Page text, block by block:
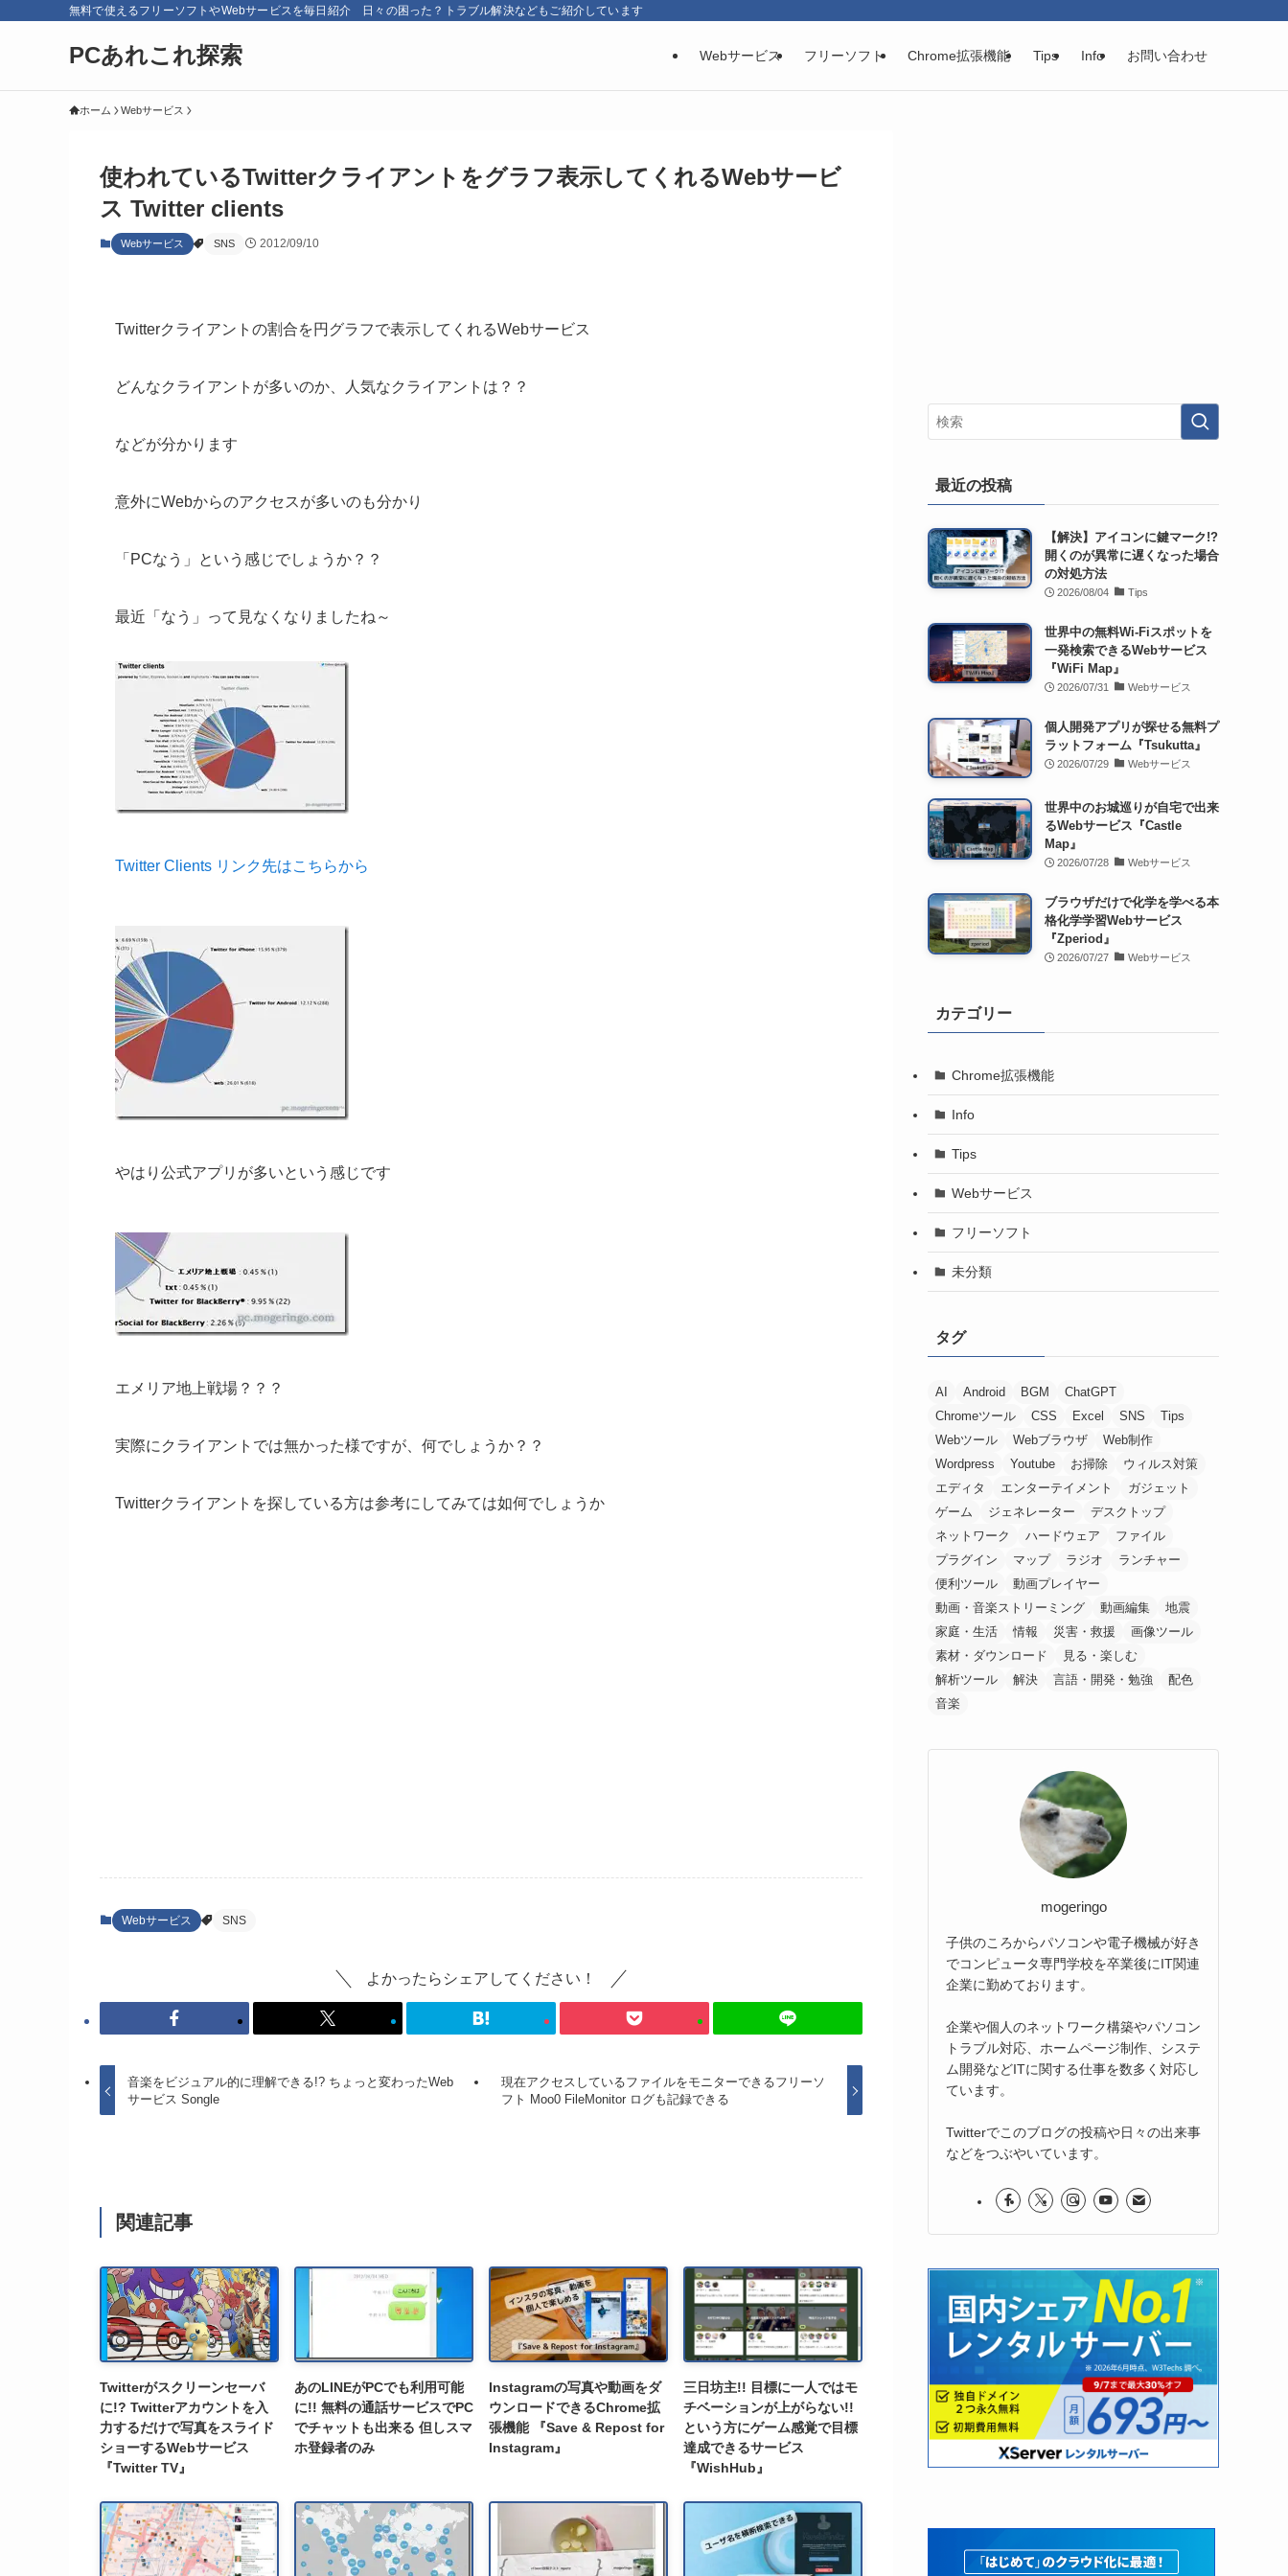
無料で使えるフリーソフトやWebサービスを毎日紹介 日々の困った？トラブル解決などもご紹介しています
PCあれこれ探索 Webサービス フリーソフト Chrome拡張機能 Tips Info お問い合わせ
ホーム Webサービス
使われているTwitterクライアントをグラフ表示してくれるWebサービ
ス Twitter clients
Webサービス SNS 2012/09/10
Twitterクライアントの割合を円グラフで表示してくれるWebサービス
どんなクライアントが多いのか、人気なクライアントは？？
などが分かります
意外にWebからのアクセスが多いのも分かり
「PCなう」という感じでしょうか？？
最近「なう」って見なくなりましたね～
Twitter Clients リンク先はこちらから
やはり公式アプリが多いという感じです
エメリア地上戦場？？？
実際にクライアントでは無かった様ですが、何でしょうか？？
Twitterクライアントを探している方は参考にしてみては如何でしょうか
Webサービス SNS
よかったらシェアしてください！
音楽をビジュアル的に理解できる!? ちょっと変わったWeb
サービス Songle
現在アクセスしているファイルをモニターできるフリーソ
フト Moo0 FileMonitor ログも記録できる
関連記事
Twitterがスクリーンセーバ
に!? Twitterアカウントを入
力するだけで写真をスライド
ショーするWebサービス
『Twitter TV』
あのLINEがPCでも利用可能
に!! 無料の通話サービスでPC
でチャットも出来る 但しスマ
ホ登録者のみ
Instagramの写真や動画をダ
ウンロードできるChrome拡
張機能 『Save & Repost for
Instagram』
三日坊主!! 目標に一人ではモ
チベーションが上がらない!!
という方にゲーム感覚で目標
達成できるサービス
『WishHub』
最近の投稿
【解決】アイコンに鍵マーク!?
開くのが異常に遅くなった場合
の対処方法
2026/08/04 Tips
世界中の無料Wi-Fiスポットを
一発検索できるWebサービス
『WiFi Map』
2026/07/31 Webサービス
個人開発アプリが探せる無料プ
ラットフォーム『Tsukutta』
2026/07/29 Webサービス
世界中のお城巡りが自宅で出来
るWebサービス『Castle
Map』
2026/07/28 Webサービス
ブラウザだけで化学を学べる本
格化学学習Webサービス
『Zperiod』
2026/07/27 Webサービス
カテゴリー
Chrome拡張機能
Info
Tips
Webサービス
フリーソフト
未分類
タグ
AI Android BGM
ChatGPT
Chromeツール
CSS Excel SNS
Tips
Webツール
Webブラウザ
Web制作
Wordpress
Youtube お掃除
ウィルス対策
エディタ
エンターテイメント
ガジェット
ゲーム
ジェネレーター
デスクトップ
ネットワーク
ハードウェア
ファイル
プラグイン
マップ ラジオ
ランチャー
便利ツール
動画プレイヤー
動画・音楽ストリーミング
動画編集
地震
家庭・生活
情報 災害・救援
画像ツール
素材・ダウンロード
見る・楽しむ
解析ツール
解決 言語・開発・勉強
配色
音楽
mogeringo
子供のころからパソコンや電子機械が好き
でコンピュータ専門学校を卒業後にIT関連
企業に勤めております。
企業や個人のネットワーク構築やパソコン
トラブル対応、ホームページ制作、システ
ム開発などITに関する仕事を数多く対応し
ています。
Twitterでこのブログの投稿や日々の出来事
などをつぶやいています。